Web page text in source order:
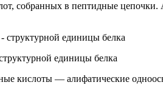
собранных в пептидные
единицы белка
кислоты — алифатические